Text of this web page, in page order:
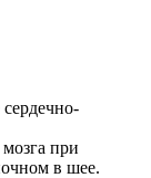
сердечно-
при
в шее.